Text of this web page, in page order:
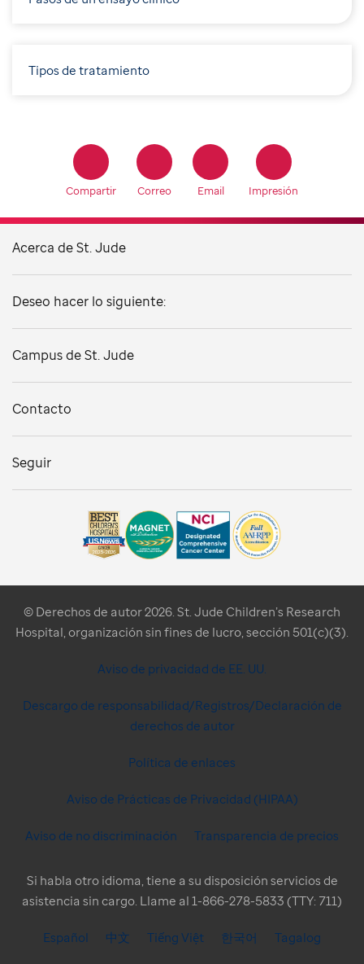
Tipos de tratamiento
Compartir Correo Email Impresión
Acerca de St. Jude
Deseo hacer lo siguiente:
Campus de St. Jude
Contacto
Seguir
© Derechos de autor 2026. St. Jude Children’s Research
Hospital, organización sin fines de lucro, sección 501(c)(3).
Aviso de privacidad de EE. UU.
Descargo de responsabilidad/Registros/Declaración de
derechos de autor
Política de enlaces
Aviso de Prácticas de Privacidad (HIPAA)
Aviso de no discriminación Transparencia de precios
Si habla otro idioma, tiene a su disposición servicios de
asistencia sin cargo. Llame al 1-866-278-5833 (TTY: 711)
Español 中文 Tiếng Việt 한국어 Tagalog